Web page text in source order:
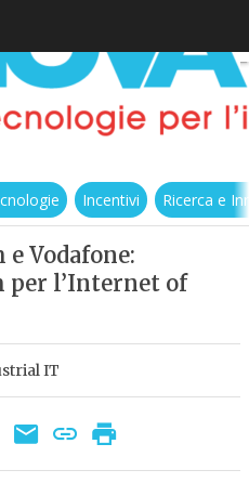
Incentivi Ricerca e
Vodafone:
per l’Internet of
IT